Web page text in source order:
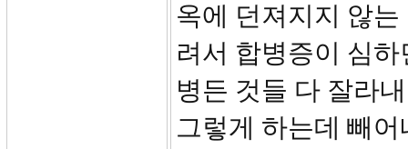
옥에 던져지지 않
려서 합병증이 심
병든 것들 다 잘라
그렇게 하는데 빼